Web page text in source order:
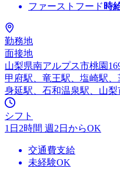
ファーストフード 時
勤務地
面接地
山梨県南アルプス市桃園
甲府駅、竜王駅、塩崎駅、
身延駅、石和温泉駅、山梨
シフト
1日2時間 週2日からOK
交通費支給
未経験OK